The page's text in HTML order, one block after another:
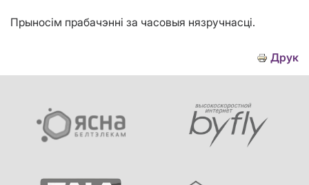
Прыносім прабачэнні за часовыя нязручнасці.
Друк